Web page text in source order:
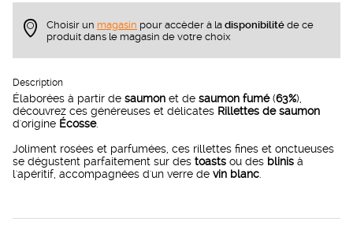
Choisir un magasin pour accèder à la disponibilité de ce
produit dans le magasin de votre choix
Description
Élaborées à partir de saumon et de saumon fumé(63%),
découvrez ces généreuses et délicates Rillettes de saumon
d'origine Écosse.
Joliment rosées et parfumées, ces rillettes fines et onctueuses
se dégustent parfaitement sur des toasts ou des blinis à
l'apéritif, accompagnées d'un verre de vin blanc.